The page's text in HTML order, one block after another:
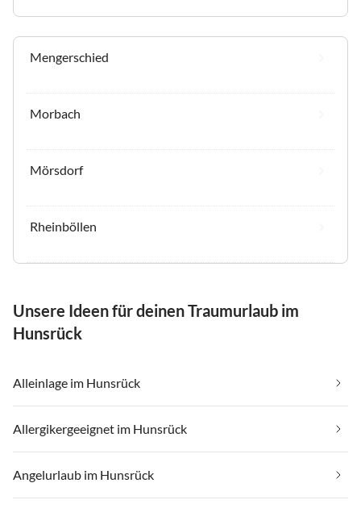
Mengerschied
Morbach
Mörsdorf
Rheinböllen
Unsere Ideen für deinen Traumurlaub im
Hunsrück
Alleinlage im Hunsrück
Allergikergeeignet im Hunsrück
Angelurlaub im Hunsrück